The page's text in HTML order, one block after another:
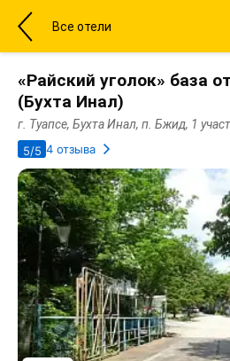
Все отели
«Райский уголок» база
(Бухта Инал)
г. Туапсе, Бухта Инал, п. Бжид, 1
5/5 4 отзыва